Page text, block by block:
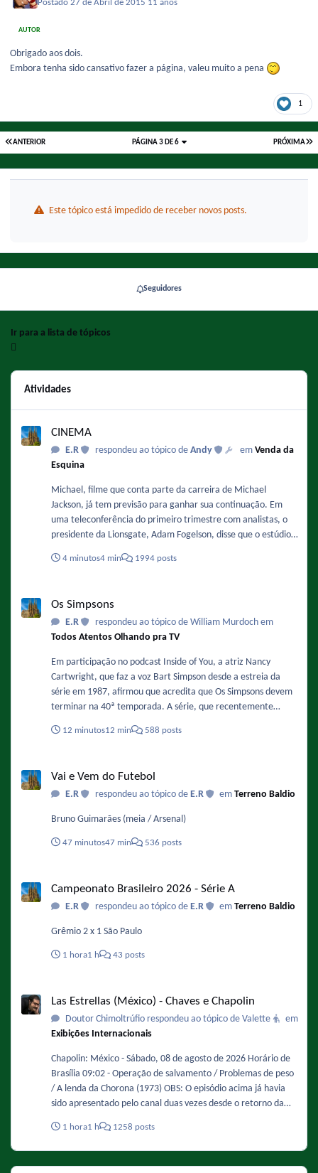
Postado27 de Abril de 2015 11 anos
AUTOR
Obrigado aos dois.
Embora tenha sido cansativo fazer a página, valeu muito a pena
1
ANTERIOR PRÓXIMA
PÁGINA 3 DE 6
Este tópico está impedido de receber novos posts.
Seguidores
Ir para a lista de tópicos
Atividades
CINEMA
E.R respondeu ao tópico de Andy emVenda da
Esquina
Michael, filme que conta parte da carreira de Michael
Jackson, já tem previsão para ganhar sua continuação. Em
uma teleconferência do primeiro trimestre com analistas, o
presidente da Lionsgate, Adam Fogelson, disse que o estúdio
início de 2027. Sobre a data ele comentou: "Acredito que o
https://www.omelete.com.br/filmes/michael-2-sequencia-da-
cinebiografia-de-michael-jackson-ganha-previsao-de-estreia-
nos-cinemas-confira
4 minutos4 min 1994 posts
Os Simpsons
E.R
respondeu ao tópico de William Murdoch em
Todos Atentos Olhando pra TV
Em participação no podcast Inside of You, a atriz Nancy
Cartwright, que faz a voz Bart Simpson desde a estreia da
série em 1987, afirmou que acredita que Os Simpsons devem
terminar na 40ª temporada. A série, que recentemente
temporada, já tem renovação garantida até a temporada 40,
https://www.omelete.com.br/series-tv/os-simpsons-voz-de-
bart-serie-vai-acabar-na-40-temporada
12 minutos12 min 588 posts
Vai e Vem do Futebol
E.R respondeu ao tópico de E.R emTerreno Baldio
Bruno Guimarães (meia / Arsenal)
47 minutos47 min 536 posts
Campeonato Brasileiro 2026 - Série A
E.R respondeu ao tópico de E.R emTerreno Baldio
Grêmio 2 x 1 São Paulo
1 hora1 h 43 posts
Las Estrellas (México) - Chaves e Chapolin
Doutor Chimoltrúfio respondeu ao tópico de Valette
em
Exibições Internacionais
Chapolin: México - Sábado, 08 de agosto de 2026 Horário de
Brasília 09:02 - Operação de salvamento / Problemas de peso
/ A lenda da Chorona (1973) OBS: O episódio acima já havia
sido apresentado pelo canal duas vezes desde o retorno da
09:30 - Um aluno e tanto / Presente de grego (1973) OBS: O
episódio acima já havia sido apresentado pelo canal duas
1 hora1 h 1258 posts